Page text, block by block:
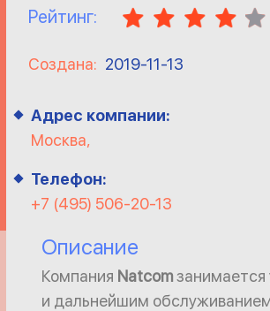
Рейтинг:
Создана: 2019-11-13
Адрес компании:
Москва,
Телефон:
+7 (495) 506-20-13
Описание
Компания Natcomзанимается
и дальнейшим